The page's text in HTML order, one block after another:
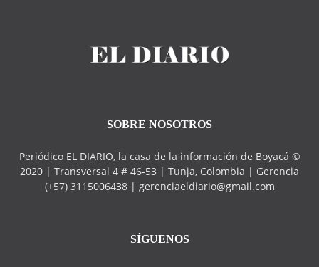
SOBRE NOSOTROS
Periódico EL DIARIO, la casa de la información de Boyacá ©
2020 | Transversal 4 # 46-53 | Tunja, Colombia | Gerencia
(+57) 3115006438 | gerenciaeldiario@gmail.com
SÍGUENOS